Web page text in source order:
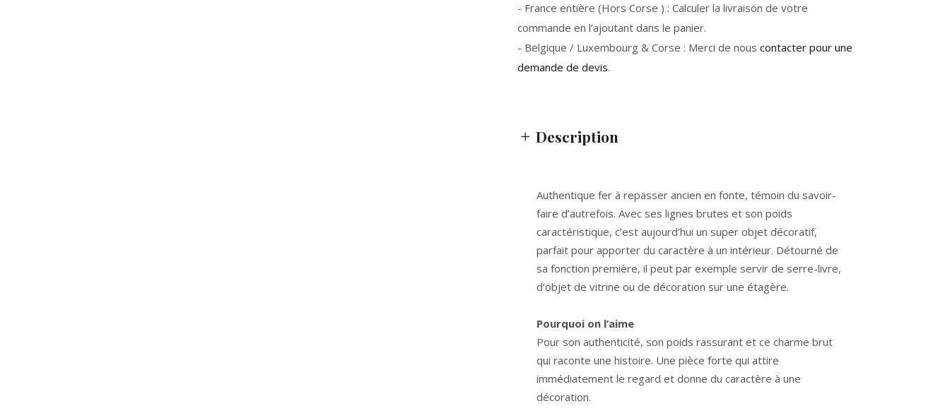
- France entière (Hors Corse ) : Calculer la livraison de votre
commande en l’ajoutant dans le panier.
- Belgique / Luxembourg & Corse : Merci de nous contacter pour une
demande de devis.
Description
Authentique fer à repasser ancien en fonte, témoin du savoir-
faire d’autrefois. Avec ses lignes brutes et son poids
caractéristique, c’est aujourd’hui un super objet décoratif,
parfait pour apporter du caractère à un intérieur. Détourné de
sa fonction première, il peut par exemple servir de serre-livre,
d’objet de vitrine ou de décoration sur une étagère.
Pourquoi on l’aime
Pour son authenticité, son poids rassurant et ce charme brut
qui raconte une histoire. Une pièce forte qui attire
immédiatement le regard et donne du caractère à une
décoration.